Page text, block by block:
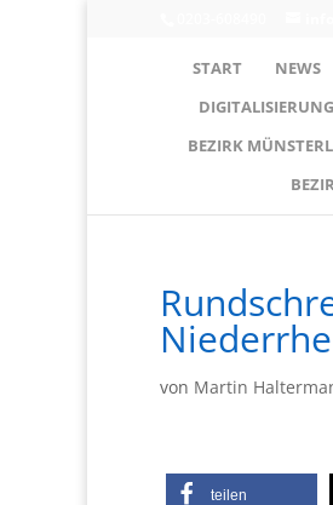
START NEWS
DIGITALISIERUNG
BEZIRK
von Martin
teilen